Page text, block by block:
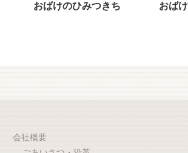
おばけのひみつきち おば
会社概要